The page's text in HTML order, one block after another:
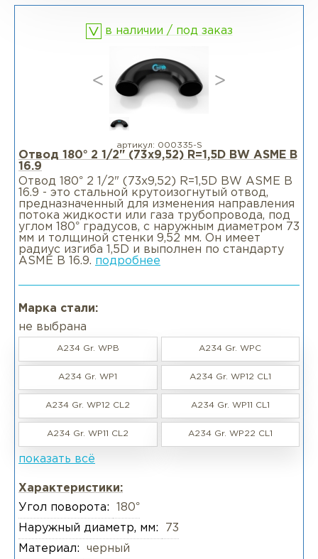
Фланцы раструбные SW
Фланцы свободные LJ
Фланцы воротниковые удлиненные
в наличии / под заказ
артикул: 000335-S
Отвод 180° 2 1/2" (73х9,52) R=1,5D BW ASME B
16.9
Отвод 180° 2 1/2" (73х9,52) R=1,5D BW ASME B
16.9 - это стальной крутоизогнутый отвод,
предназначенный для изменения направления
потока жидкости или газа трубопровода, под
углом 180° градусов, с наружным диаметром 73
мм и толщиной стенки 9,52 мм. Он имеет
радиус изгиба 1,5D и выполнен по стандарту
ASME B 16.9. подробнее
Марка стали:
не выбрана
A234 Gr. WPB A234 Gr. WPC
A234 Gr. WP1 A234 Gr. WP12 CL1
A234 Gr. WP12 CL2 A234 Gr. WP11 CL1
A234 Gr. WP11 CL2 A234 Gr. WP22 CL1
показать всё
Характеристики:
Угол поворота:
180°
Наружный диаметр, мм:
73
Материал:
черный